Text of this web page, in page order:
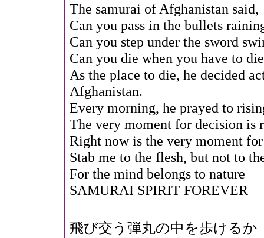
The samurai of Afghanistan said,
Can you pass in the bullets
Can you step under the sword
Can you die when you have to
As the place to die, he decided
Afghanistan.
Every morning, he prayed to
The very moment for decision is
Right now is the very moment
Stab me to the flesh, but not to
For the mind belongs to nature
SAMURAI SPIRIT FOREVER
飛び交う弾丸の中を歩けるか